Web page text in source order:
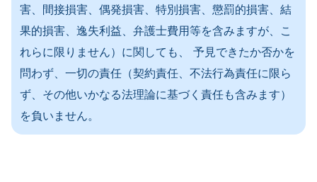
害、間接損害、偶発損害、特別損害、懲罰的損害、結
果的損害、逸失利益、弁護士費用等を含みますが、こ
れらに限りません）に関しても、 予見できたか否かを
問わず、一切の責任（契約責任、不法行為責任に限ら
ず、その他いかなる法理論に基づく責任も含みます）
を負いません。